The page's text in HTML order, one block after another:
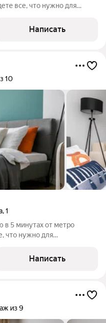
все, что нужно для
микроволновка, варочная
Написать
10
,1
в 5 минутах от метро
что нужно для
диван. В
Написать
из 9